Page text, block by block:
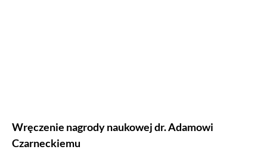
Wręczenie nagrody naukowej dr. Adamowi
Czarneckiemu